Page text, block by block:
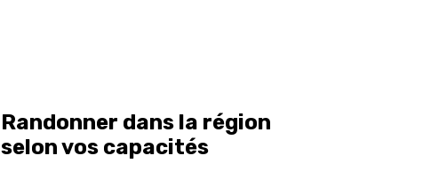
Randonner dans la région
selon vos capacités